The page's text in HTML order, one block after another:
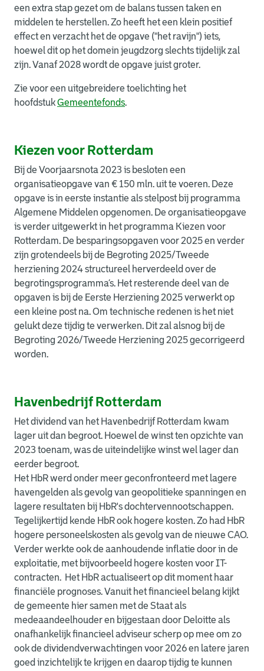
een extra stap gezet om de balans tussen taken en
middelen te herstellen. Zo heeft het een klein positief
effect en verzacht het de opgave ("het ravijn") iets,
hoewel dit op het domein jeugdzorg slechts tijdelijk zal
zijn. Vanaf 2028 wordt de opgave juist groter.
Zie voor een uitgebreidere toelichting het
hoofdstukGemeentefonds.
Kiezen voor Rotterdam
Bij de Voorjaarsnota 2023 is besloten een
organisatieopgave van € 150 mln. uit te voeren. Deze
opgave is in eerste instantie als stelpost bij programma
Algemene Middelen opgenomen. De organisatieopgave
is verder uitgewerkt in het programma Kiezen voor
Rotterdam. De besparingsopgaven voor 2025 en verder
zijn grotendeels bij de Begroting 2025/Tweede
herziening 2024 structureel herverdeeld over de
begrotingsprogramma’s. Het resterende deel van de
opgaven is bij de Eerste Herziening 2025 verwerkt op
een kleine post na. Om technische redenen is het niet
gelukt deze tijdig te verwerken. Dit zal alsnog bij de
Begroting 2026/Tweede Herziening 2025 gecorrigeerd
worden.
Havenbedrijf Rotterdam
Het dividend van het Havenbedrijf Rotterdam kwam
lager uit dan begroot. Hoewel de winst ten opzichte van
2023 toenam, was de uiteindelijke winst wel lager dan
eerder begroot.
Het HbR werd onder meer geconfronteerd met lagere
havengelden als gevolg van geopolitieke spanningen en
lagere resultaten bij HbR's dochtervennootschappen.
Tegelijkertijd kende HbR ook hogere kosten. Zo had HbR
hogere personeelskosten als gevolg van de nieuwe CAO.
Verder werkte ook de aanhoudende inflatie door in de
exploitatie, met bijvoorbeeld hogere kosten voor IT-
contracten. Het HbR actualiseert op dit moment haar
financiële prognoses. Vanuit het financieel belang kijkt
de gemeente hier samen met de Staat als
medeaandeelhouder en bijgestaan door Deloitte als
onafhankelijk financieel adviseur scherp op mee om zo
ook de dividendverwachtingen voor 2026 en latere jaren
goed inzichtelijk te krijgen en daarop tijdig te kunnen